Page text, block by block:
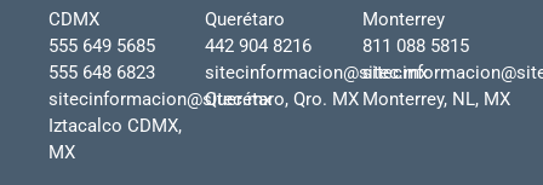
CDMX
555 649 5685
555 648 6823
sitecinformacion@sitec.mx
Iztacalco CDMX,
MX
Querétaro
442 904 8216
sitecinformacion@sitec.mx
Querétaro, Qro. MX
Monterrey
811 088 5815
Monterrey, NL, MX